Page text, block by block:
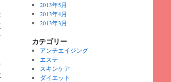
2013年5月
2013年4月
2013年3月
カテゴリー
アンチエイジング
エステ
スキンケア
ダイエット